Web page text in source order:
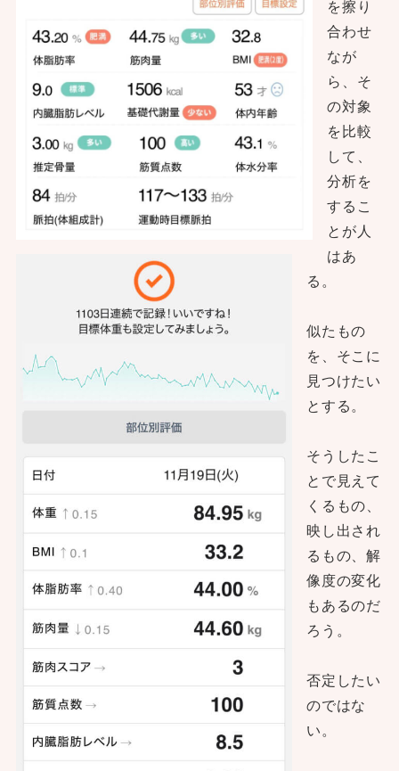
を擦り
合わせ
なが
ら、そ
の対象
を比較
して、
分析を
するこ
とが人
はあ
る。
似たもの
を、そこに
見つけたい
とする。
そうしたこ
とで見えて
くるもの、
映し出され
るもの、解
像度の変化
もあるのだ
ろう。
否定したい
のではな
い。